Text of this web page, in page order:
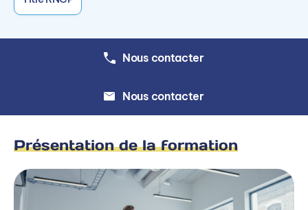
Nous contacter
Nous contacter
Présentation de la formation
Cadre réglementaire
Veille commerciale
Marketing immobilier
Le bien immobilier
TRANSACTION IMMOBILIÈRE
Fondements de la transaction
Visite du bien
Transaction approfondie